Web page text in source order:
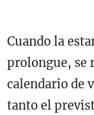
Cuando la
prolongue, se
calendario de
tanto el